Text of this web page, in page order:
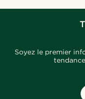
Soyez le premier